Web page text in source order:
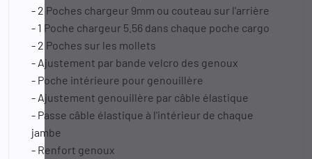
- 2 Poches chargeur 9mm ou couteau sur l'arrière
- 1 Poche chargeur 5.56 dans chaque poche cargo
- 2 Poches sur les mollets
- Ajustement par bande velcro des genoux
- Poche intérieure pour genouillère
- Ajustement genouillère par câble élastique
- Passe câble élastique à l'intérieur de chaque
jambe
- Renfort genoux